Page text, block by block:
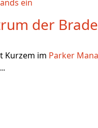
der
Kurzem im Parker